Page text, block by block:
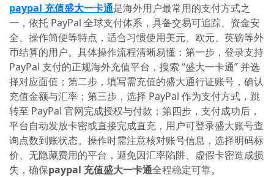
paypal 充值盛大一卡通是海外用户最常用的支付方式之
一，依托 PayPal 全球支付体系，具备交易可追踪、资金安
全、操作简便等特点，适合习惯使用美元、欧元、英镑等外
币结算的用户。具体操作流程清晰易懂：第一步，登录支持
PayPal 支付的正规海外充值平台，搜索 “盛大一卡通” 并选
择对应面值；第二步，填写需充值的盛大通行证账号，确认
充值金额与汇率；第三步，选择 PayPal 作为支付方式，跳
转至 PayPal 官网完成授权与付款；第四步，支付成功后，
平台自动发放卡密或直接完成直充，用户可登录盛大账号查
询点数到账状态。操作时需注意核对账号信息，选择明码标
价、无隐藏费用的平台，避免因汇率陷阱、虚假卡密造成损
失，确保paypal 充值盛大一卡通全程稳定可靠。